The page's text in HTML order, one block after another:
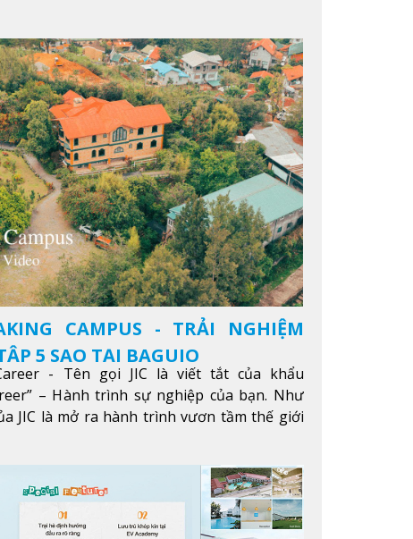
CAMPUS - TRẢI NGHIỆM
5 SAO TẠI BAGUIO
- Tên gọi JIC là viết tắt của khẩu
– Hành trình sự nghiệp của bạn. Như
JIC là mở ra hành trình vươn tầm thế giới